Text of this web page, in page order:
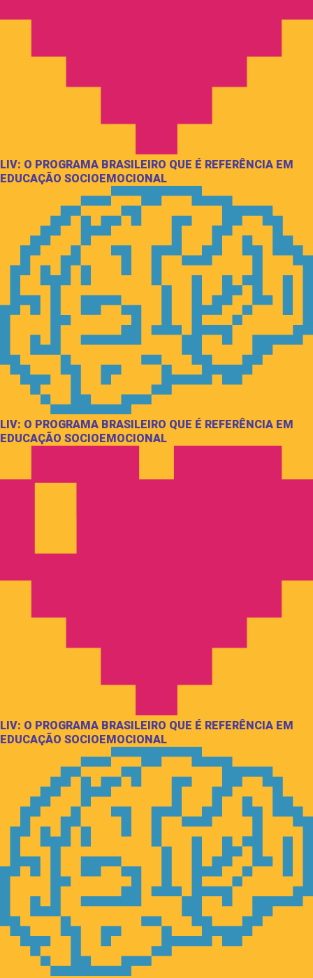
LIV: O PROGRAMA BRASILEIRO QUE É REFERÊNCIA EM
EDUCAÇÃO SOCIOEMOCIONAL
LIV: O PROGRAMA BRASILEIRO QUE É REFERÊNCIA EM
EDUCAÇÃO SOCIOEMOCIONAL
LIV: O PROGRAMA BRASILEIRO QUE É REFERÊNCIA EM
EDUCAÇÃO SOCIOEMOCIONAL